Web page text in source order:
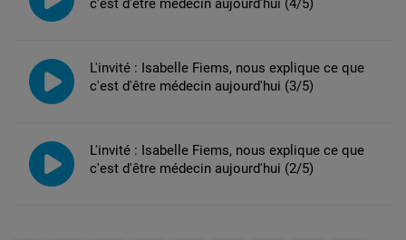
c'est d'être médecin aujourd'hui (4/5)
L'invité : Isabelle Fiems, nous explique ce que
c'est d'être médecin aujourd'hui (3/5)
L'invité : Isabelle Fiems, nous explique ce que
c'est d'être médecin aujourd'hui (2/5)